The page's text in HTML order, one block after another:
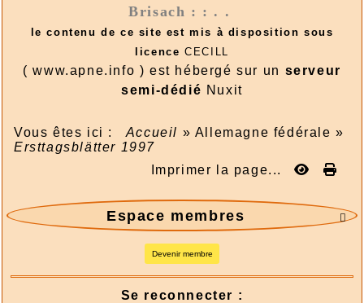
Brisach : : . .
le contenu de ce site est mis à disposition sous
licence CECILL
( www.apne.info ) est hébergé sur un serveur
semi-dédié Nuxit
Vous êtes ici : Accueil » Allemagne fédérale »
Ersttagsblätter 1997
Imprimer la page...

Espace membres
Devenir membre
Se reconnecter :